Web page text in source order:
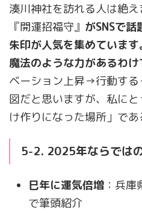
湊川神社を訪れる人は絶
『開運招福守』 がSNSで
朱印が人気を集めていま
魔法のような力があるわけ
ベーション上昇→行動す
図だと思いますが、私に
け作りになった場所」であ
5-2. 2025年ならでは
巳年に運気倍増 ：兵
で筆頭紹介